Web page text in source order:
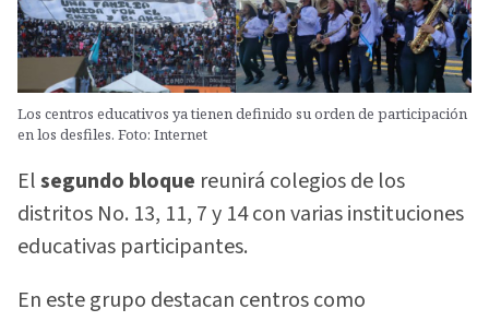
Los centros educativos ya tienen definido su orden de participación
en los desfiles. Foto: Internet
Elsegundo bloque reunirá colegios de los
distritos No. 13, 11, 7 y 14 con varias instituciones
educativas participantes.
En este grupo destacan centros como